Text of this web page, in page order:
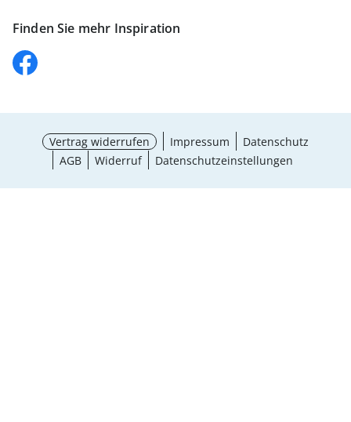
Finden Sie mehr Inspiration
Vertrag widerrufen Impressum
Datenschutz
AGB
Widerruf Datenschutzeinstellungen